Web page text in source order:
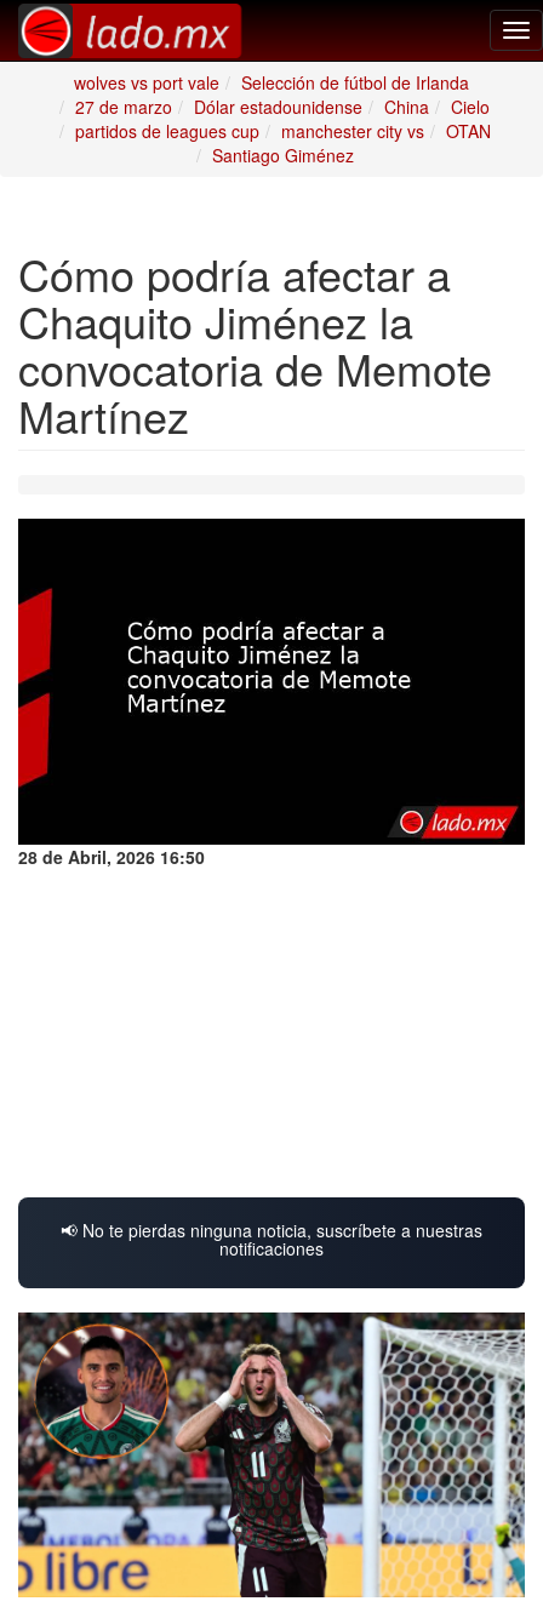
wolves vs port vale
Selección de fútbol de Irlanda
27 de marzo
Dólar estadounidense China
Cielo
partidos de leagues cup
manchester city vs
OTAN
Santiago Giménez
Cómo podría afectar a
Chaquito Jiménez la
convocatoria de Memote
Martínez
28 de Abril, 2026 16:50
📢 No te pierdas ninguna noticia, suscríbete a nuestras
notificaciones